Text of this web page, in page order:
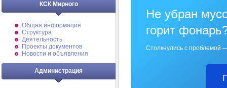
КСК Мирного
Общая информация
Структура
Деятельность
Проекты документов
Новости и объявления
Администрация
Не убран
горит
Столкнулись с проблемой